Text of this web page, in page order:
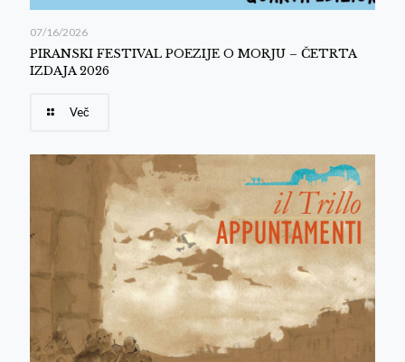
07/16/2026
PIRANSKI FESTIVAL POEZIJE O MORJU – ČETRTA
IZDAJA 2026
Več